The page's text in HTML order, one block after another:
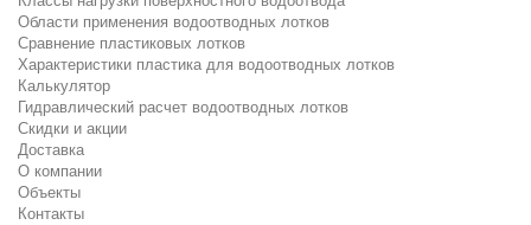
Области применения водоотводных лотков
Сравнение пластиковых лотков
Характеристики пластика для водоотводных лотков
Калькулятор
Гидравлический расчет водоотводных лотков
Скидки и акции
Доставка
О компании
Объекты
Контакты